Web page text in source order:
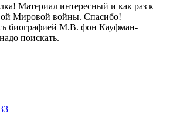
Материал интересный и как раз к
Мировой войны. Спасибо!
биографией М.В. фон Кауфман-
поискать.